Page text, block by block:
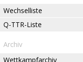
Wechselliste
Q-TTR-Liste
Archiv
Wettkampfarchiv